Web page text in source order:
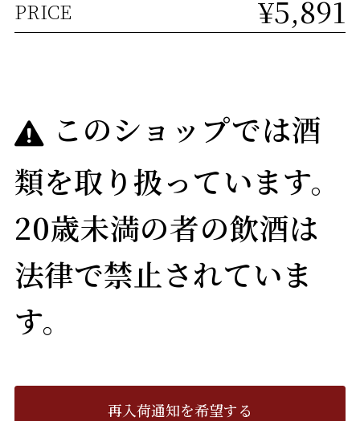
PRICE ¥5,891
このショップでは酒
類を取り扱っています。
20歳未満の者の飲酒は
法律で禁止されていま
す。
再入荷通知を希望する